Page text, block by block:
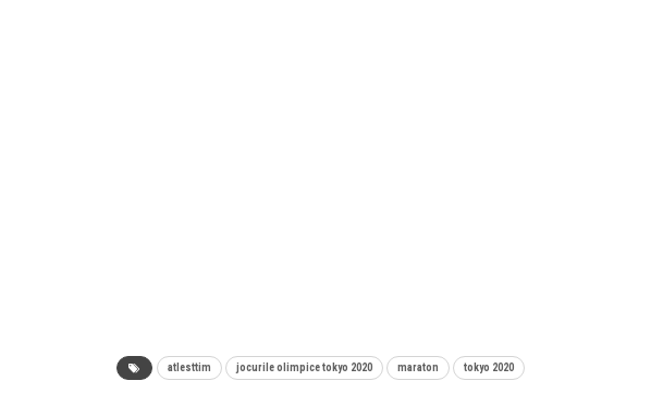
atlesttim jocurile olimpice tokyo 2020 maraton tokyo 2020